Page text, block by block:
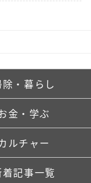
除・暮らし
金・学ぶ
ルチャー
着記事一覧